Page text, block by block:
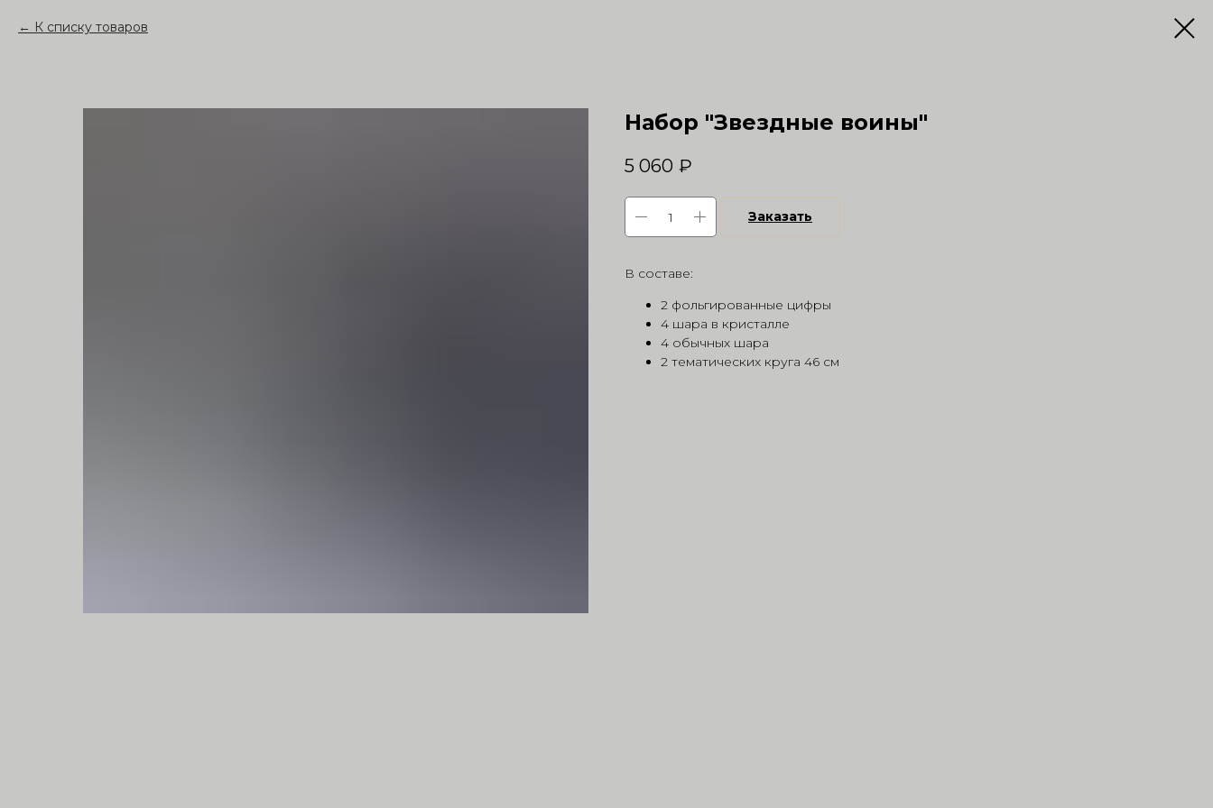
К списку товаров
Набор "Звездные воины"
5 060 ₽
Заказать
В составе:
2 фольгированные цифры
4 шара в кристалле
4 обычных шара
2 тематических круга 46 см